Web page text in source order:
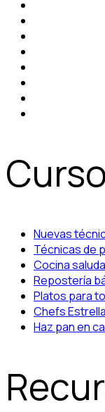
Nuevas
Técnicas de
Cocina
Repostería
Platos para
Chefs
Haz pan en